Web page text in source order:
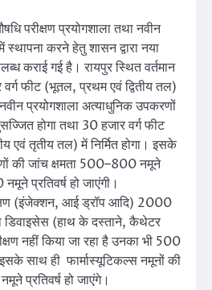
परीक्षण प्रयोगशाला तथा नवीन
करने हेतु शासन द्वारा नया
कराई गई है। रायपुर स्थित वर्तमान
फीट (भूतल, प्रथम एवं द्वितीय तल)
प्रयोगशाला अत्याधुनिक उपकरणों
होगा तथा 30 हजार वर्ग फीट
एवं तृतीय तल) में निर्मित होगा। इसके
की जांच क्षमता 500–800 नमूने
प्रतिवर्ष हो जाएंगी।
(इंजेक्शन, आई ड्रॉप आदि) 2000
डिवाइसेस (हाथ के दस्ताने, कैथेटर
नहीं किया जा रहा है उनका भी 500
साथ ही फार्मास्यूटिकल्स नमूनों की
प्रतिवर्ष हो जाएंगे।